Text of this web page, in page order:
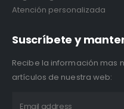
Atención personalizada
Suscríbete y
Recibe la información mas
artículos de nuestra web: